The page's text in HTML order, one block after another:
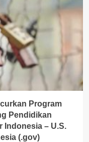
Program
Pendidikan
Indonesia – U.S.
(.gov)